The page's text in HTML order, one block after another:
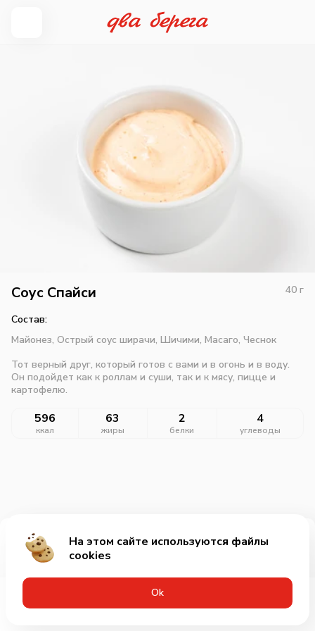
Соус Спайси 40 г
Состав:
Майонез, Острый соус ширачи, Шичими, Масаго, Чеснок
Тот верный друг, который готов с вами и в огонь и в воду.
Он подойдет как к роллам и суши, так и к мясу, пицце и
картофелю.
596
ккал
63
жиры
2
белки
4
углеводы
Добавить за 85₽
На этом сайте используются файлы
cookies
Оk